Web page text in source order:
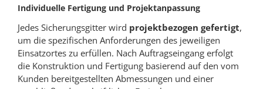
Individuelle Fertigung und Projektanpassung
Jedes Sicherungsgitter wird projektbezogen gefertigt,
um die spezifischen Anforderungen des jeweiligen
Einsatzortes zu erfüllen. Nach Auftragseingang erfolgt
die Konstruktion und Fertigung basierend auf den vom
Kunden bereitgestellten Abmessungen und einer